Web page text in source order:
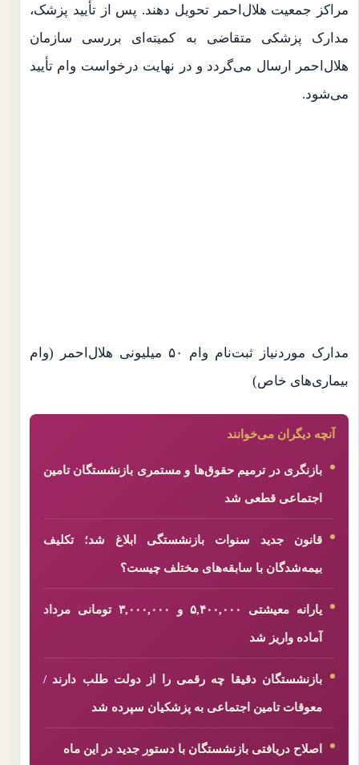
مراکز جمعیت هلال‌احمر تحویل دهند. پس از تأیید پزشک،
مدارک پزشکی متقاضی به کمیته‌ای بررسی سازمان
هلال‌احمر ارسال می‌گردد و در نهایت درخواست وام تأیید
می‌شود.
مدارک موردنیاز ثبت‌نام وام ۵۰ میلیونی هلال‌احمر (وام
بیماری‌های خاص)
آنچه دیگران می‌خوانند
بازنگری در ترمیم حقوق‌ها و مستمری بازنشستگان تامین
اجتماعی قطعی شد
قانون جدید سنوات بازنشستگی ابلاغ شد؛ تکلیف
بیمه‌شدگان با سابقه‌های مختلف چیست؟
یارانه معیشتی ۵,۴۰۰,۰۰۰ و ۳,۰۰۰,۰۰۰ تومانی مرداد
آماده واریز شد
بازنشستگان دقیقا چه رقمی را از دولت طلب دارند /
معوقات تامین اجتماعی به پزشکیان سپرده شد
اصلاح دریافتی بازنشستگان با دستور جدید در این ماه